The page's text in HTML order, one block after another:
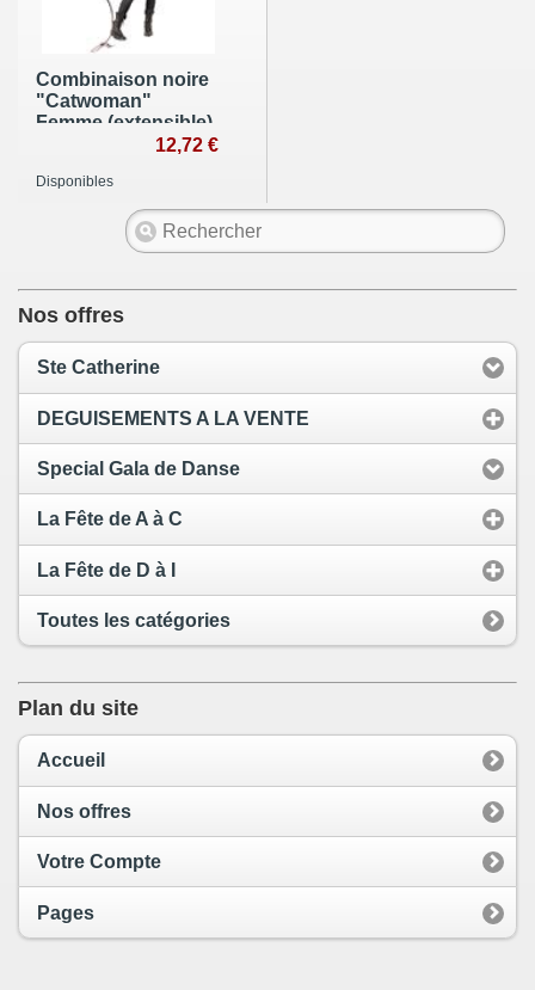
Combinaison noire
"Catwoman"
Femme (extensible)
12,72 €
Disponibles
Nos offres
Ste Catherine
DEGUISEMENTS A LA VENTE
Special Gala de Danse
La Fête de A à C
La Fête de D à I
Toutes les catégories
Plan du site
Accueil
Nos offres
Votre Compte
Pages